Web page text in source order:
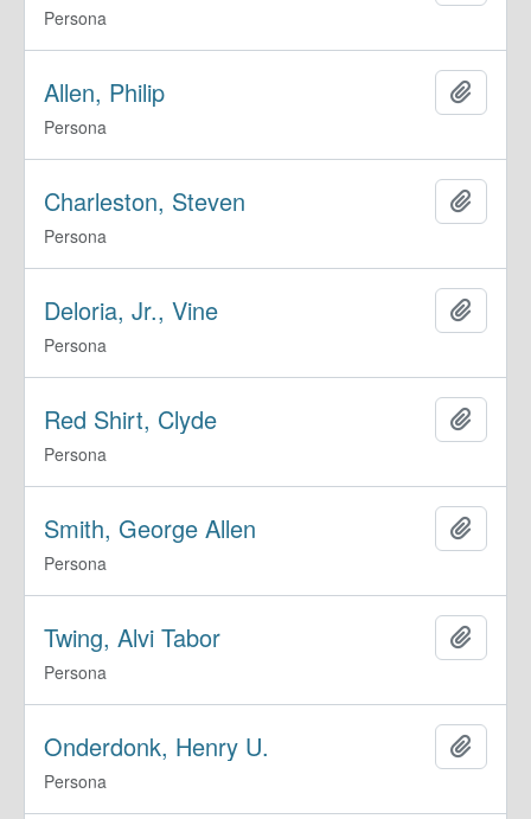
Persona
Allen, Philip
Persona
Charleston, Steven
Persona
Deloria, Jr., Vine
Persona
Red Shirt, Clyde
Persona
Smith, George Allen
Persona
Twing, Alvi Tabor
Persona
Onderdonk, Henry U.
Persona